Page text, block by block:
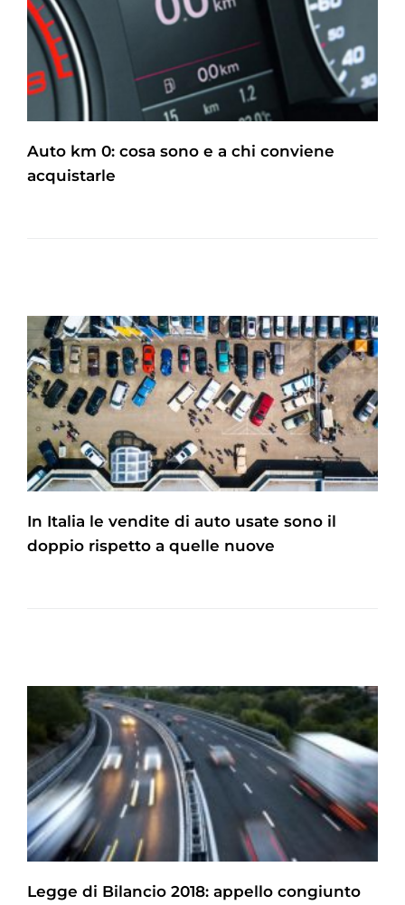
Auto km 0: cosa sono e a chi conviene
acquistarle
In Italia le vendite di auto usate sono il
doppio rispetto a quelle nuove
Legge di Bilancio 2018: appello congiunto